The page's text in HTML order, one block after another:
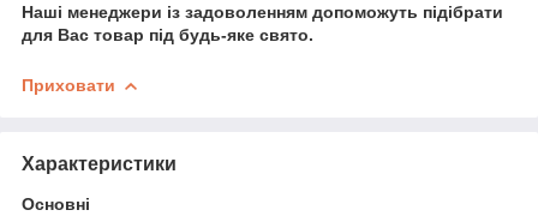
Наші менеджери із задоволенням допоможуть підібрати
для Вас товар під будь-яке свято.
Приховати
Характеристики
Основні